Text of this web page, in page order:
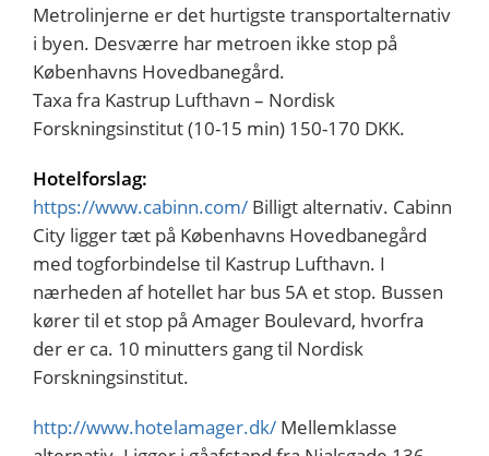
Metrolinjerne er det hurtigste transportalternativ
i byen. Desværre har metroen ikke stop på
Københavns Hovedbanegård.
Taxa fra Kastrup Lufthavn – Nordisk
Forskningsinstitut (10-15 min) 150-170 DKK.
Hotelforslag:
https://www.cabinn.com/ Billigt alternativ. Cabinn
City ligger tæt på Københavns Hovedbanegård
med togforbindelse til Kastrup Lufthavn. I
nærheden af hotellet har bus 5A et stop. Bussen
kører til et stop på Amager Boulevard, hvorfra
der er ca. 10 minutters gang til Nordisk
Forskningsinstitut.
http://www.hotelamager.dk/ Mellemklasse